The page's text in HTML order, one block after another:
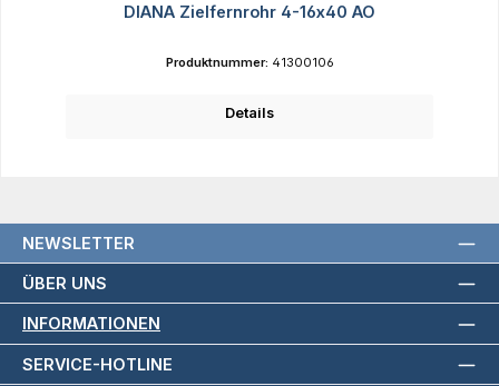
DIANA Zielfernrohr 4-16x40 AO
Produktnummer: 41300106
Details
NEWSLETTER
ÜBER UNS
INFORMATIONEN
SERVICE-HOTLINE